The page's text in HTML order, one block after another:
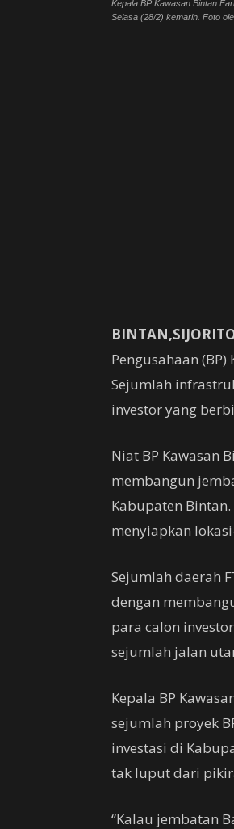
Kepala BP Kawasan Bintan
Selasa (28/2) kemarin. Foto
Pengusahaan
Sejumlah
investor yang
Niat BP Kawasan
membangun
Kabupaten
menyiapkan
Sejumlah daerah
dengan
para calon
sejumlah jalan
Kepala BP
sejumlah proyek
investasi di
tak luput dari
“Kalau jembatan